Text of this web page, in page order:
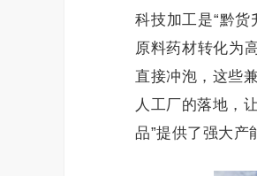
科技加工是“黔
原料药材转化为
直接冲泡，这些
人工厂的落地，
品”提供了强大产